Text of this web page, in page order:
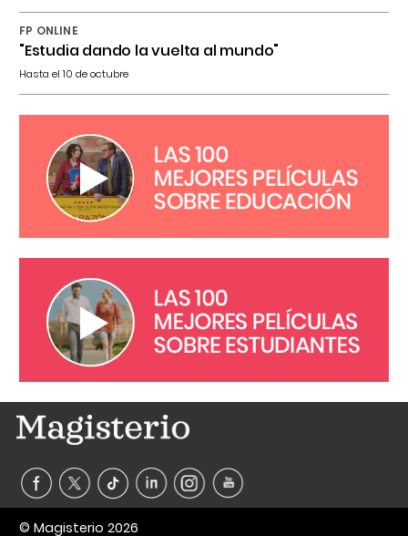
FP ONLINE
"Estudia dando la vuelta al mundo"
Hasta el 10 de octubre
© Magisterio 2026